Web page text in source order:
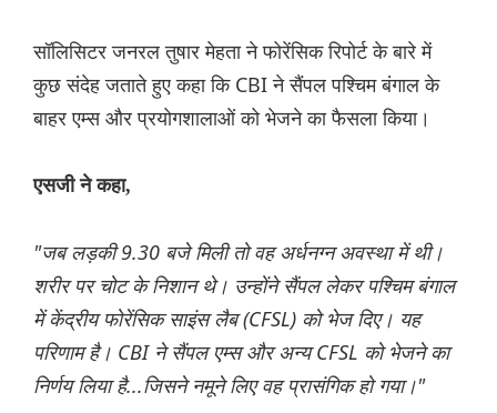
सॉलिसिटर जनरल तुषार मेहता ने फोरेंसिक रिपोर्ट के बारे में
कुछ संदेह जताते हुए कहा कि CBI ने सैंपल पश्चिम बंगाल के
बाहर एम्स और प्रयोगशालाओं को भेजने का फैसला किया।
एसजी ने कहा,
"जब लड़की 9.30 बजे मिली तो वह अर्धनग्न अवस्था में थी।
शरीर पर चोट के निशान थे। उन्होंने सैंपल लेकर पश्चिम बंगाल
में केंद्रीय फोरेंसिक साइंस लैब (CFSL) को भेज दिए। यह
परिणाम है। CBI ने सैंपल एम्स और अन्य CFSL को भेजने का
निर्णय लिया है...जिसने नमूने लिए वह प्रासंगिक हो गया।"